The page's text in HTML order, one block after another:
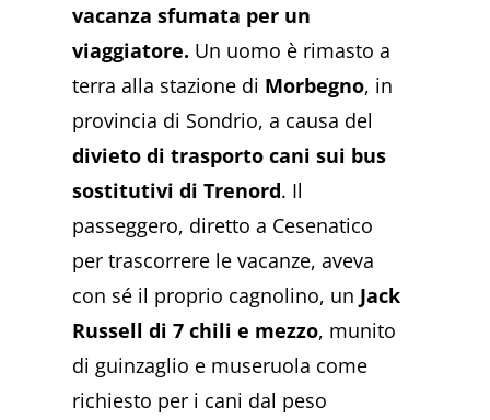
vacanza sfumata per un
viaggiatore. Un uomo è rimasto a
terra alla stazione di Morbegno, in
provincia di Sondrio, a causa del
divieto di trasporto cani sui bus
sostitutivi di Trenord. Il
passeggero, diretto a Cesenatico
per trascorrere le vacanze, aveva
con sé il proprio cagnolino, un Jack
Russell di 7 chili e mezzo, munito
di guinzaglio e museruola come
richiesto per i cani dal peso